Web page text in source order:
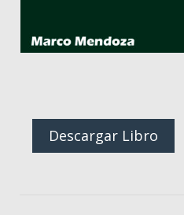
Descargar Libro